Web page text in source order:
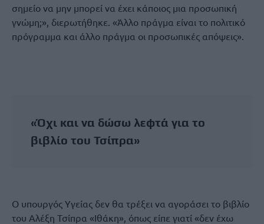
σημείο να μην μπορεί να έχει κάποιος μια προσωπική
γνώμη;», διερωτήθηκε. «Άλλο πράγμα είναι το πολιτικό
πρόγραμμα και άλλο πράγμα οι προσωπικές απόψεις».
«Όχι και να δώσω λεφτά για το
βιβλίο του Τσίπρα»
Ο υπουργός Υγείας δεν θα τρέξει να αγοράσει το βιβλίο
του Αλέξη Τσίπρα «Ιθάκη», όπως είπε γιατί «δεν έχω